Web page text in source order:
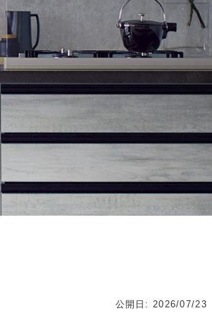
公開日: 2026/07/23